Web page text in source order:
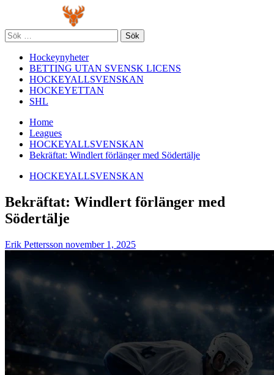
content
Sök
efter:
Hockeynyheter
BETTING UTAN SVENSK LICENS
HOCKEYALLSVENSKAN
HOCKEYETTAN
SHL
Home
Leagues
HOCKEYALLSVENSKAN
Bekräftat: Windlert förlänger med Södertälje
HOCKEYALLSVENSKAN
Bekräftat: Windlert förlänger med
Södertälje
Erik Pettersson november 1, 2025